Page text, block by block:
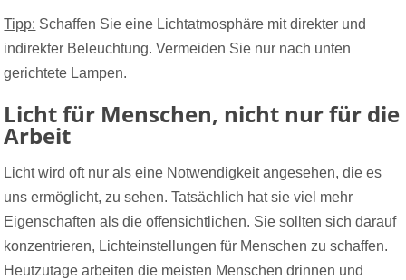
Tipp: Schaffen Sie eine Lichtatmosphäre mit direkter und
indirekter Beleuchtung. Vermeiden Sie nur nach unten
gerichtete Lampen.
Licht für Menschen, nicht nur für die
Arbeit
Licht wird oft nur als eine Notwendigkeit angesehen, die es
uns ermöglicht, zu sehen. Tatsächlich hat sie viel mehr
Eigenschaften als die offensichtlichen. Sie sollten sich darauf
konzentrieren, Lichteinstellungen für Menschen zu schaffen.
Heutzutage arbeiten die meisten Menschen drinnen und